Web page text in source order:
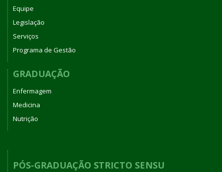
Equipe
Legislação
Serviços
Programa de Gestão
GRADUAÇÃO
Enfermagem
Medicina
Nutrição
PÓS-GRADUAÇÃO STRICTO SENSU